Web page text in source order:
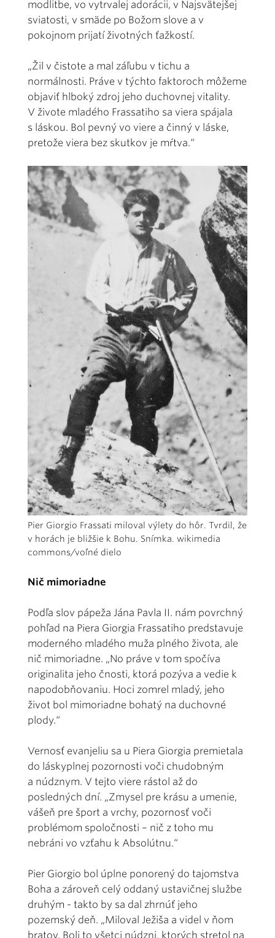
modlitbe, vo vytrvalej adorácii, v Najsvätejšej
sviatosti, v smäde po Božom slove a v
pokojnom prijatí životných ťažkostí.
„Žil v čistote a mal záľubu v tichu a
normálnosti. Práve v týchto faktoroch môžeme
objaviť hlboký zdroj jeho duchovnej vitality.
V živote mladého Frassatiho sa viera spájala
s láskou. Bol pevný vo viere a činný v láske,
pretože viera bez skutkov je mŕtva.“
Pier Giorgio Frassati miloval výlety do hôr. Tvrdil, že
v horách je bližšie k Bohu. Snímka. wikimedia
commons/voľné dielo
Nič mimoriadne
Podľa slov pápeža Jána Pavla II. nám povrchný
pohľad na Piera Giorgia Frassatiho predstavuje
moderného mladého muža plného života, ale
nič mimoriadne. „No práve v tom spočíva
originalita jeho čnosti, ktorá pozýva a vedie k
napodobňovaniu. Hoci zomrel mladý, jeho
život bol mimoriadne bohatý na duchovné
plody.“
Vernosť evanjeliu sa u Piera Giorgia premietala
do láskyplnej pozornosti voči chudobným
a núdznym. V tejto viere rástol až do
posledných dní. „Zmysel pre krásu a umenie,
vášeň pre šport a vrchy, pozornosť voči
problémom spoločnosti – nič z toho mu
nebráni vo vzťahu k Absolútnu.“
Pier Giorgio bol úplne ponorený do tajomstva
Boha a zároveň celý oddaný ustavičnej službe
druhým - takto by sa dal zhrnúť jeho
pozemský deň. „Miloval Ježiša a videl v ňom
bratov. Boli to všetci núdzni, ktorých stretol na